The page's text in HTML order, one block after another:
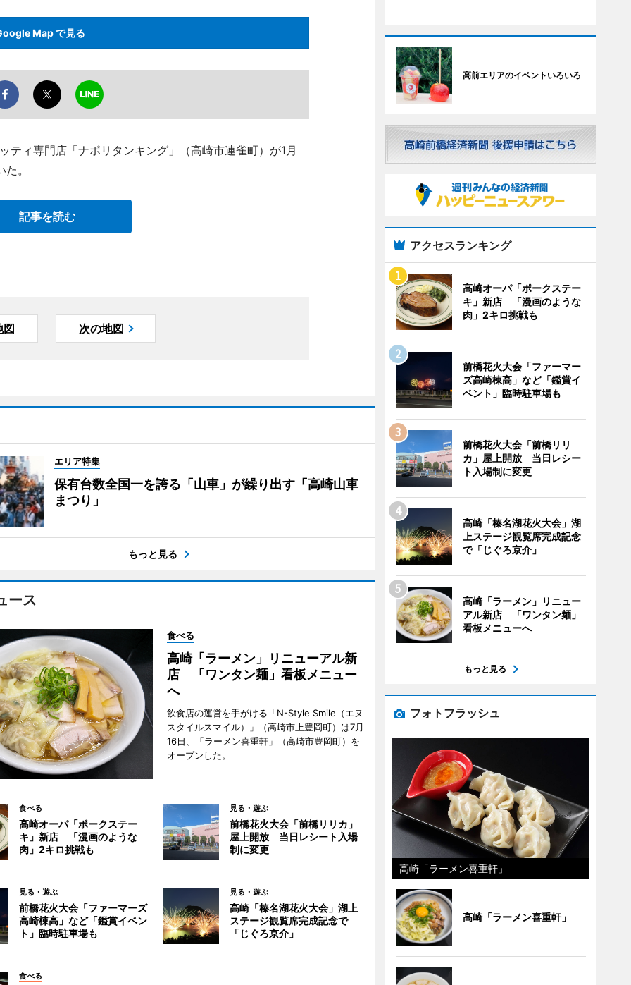
Map で見る
ティ専門店「ナポリタンキング」（高崎市連雀町）が1月
。
記事を読む
図 次の地図
エリア特集
保有台数全国一を誇る「山車」が繰り出す「高崎山車
まつり」
もっと見る
ース
食べる
高崎「ラーメン」リニューアル新
店 「ワンタン麺」看板メニュー
へ
飲食店の運営を手がける「N-Style Smile（エヌ
スタイルスマイル）」（高崎市上豊岡町）は7月
16日、「ラーメン喜重軒」（高崎市豊岡町）を
オープンした。
食べる
高崎オーパ「ポークステー
キ」新店 「漫画のような
肉」2キロ挑戦も
見る・遊ぶ
前橋花火大会「前橋リリカ」
屋上開放 当日レシート入場
制に変更
見る・遊ぶ
前橋花火大会「ファーマーズ
高崎棟高」など「鑑賞イベン
ト」臨時駐車場も
見る・遊ぶ
高崎「榛名湖花火大会」湖上
ステージ観覧席完成記念で
「じぐろ京介」
食べる
高前エリアのイベントいろいろ
アクセスランキング
高崎オーパ「ポークステー
キ」新店 「漫画のような
肉」2キロ挑戦も
前橋花火大会「ファーマー
ズ高崎棟高」など「鑑賞イ
ベント」臨時駐車場も
前橋花火大会「前橋リリ
カ」屋上開放 当日レシー
ト入場制に変更
高崎「榛名湖花火大会」湖
上ステージ観覧席完成記念
で「じぐろ京介」
高崎「ラーメン」リニュー
アル新店 「ワンタン麺」
看板メニューへ
もっと見る
フォトフラッシュ
高崎「ラーメン喜重軒」
高崎「ラーメン喜重軒」